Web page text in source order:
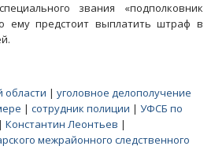
звания «подполковник
ему предстоит выплатить штраф в
области | уголовное делополучение
| сотрудник полиции | УФСБ по
| Константин Леонтьев |
межрайонного следственного